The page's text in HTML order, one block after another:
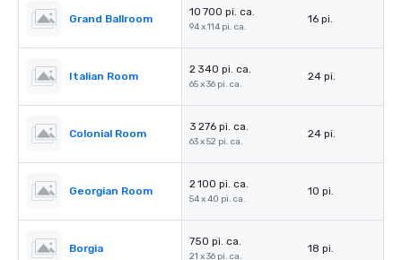
Grand Ballroom
10 700 pi. ca.
94 x 114 pi. ca.
16 pi.
Italian Room
2 340 pi. ca.
65 x 36 pi. ca.
24 pi.
Colonial Room
3 276 pi. ca.
63 x 52 pi. ca.
24 pi.
Georgian Room
2 100 pi. ca.
54 x 40 pi. ca.
10 pi.
Borgia
750 pi. ca.
21 x 36 pi. ca.
18 pi.